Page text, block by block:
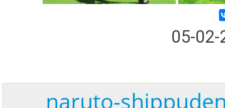
05-
naruto-